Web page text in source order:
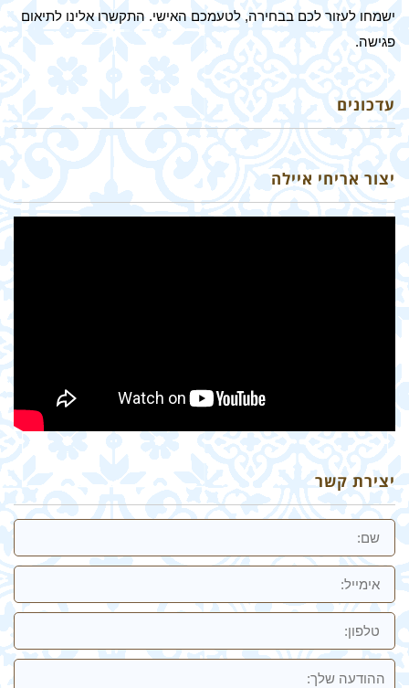
ישמחו לעזור לכם בבחירה, לטעמכם האישי. התקשרו אלינו לתיאום
פגישה.
עדכונים
יצור אריחי איילה
יצירת קשר
שם
אימייל
טלפון:
ההודעה
שלך